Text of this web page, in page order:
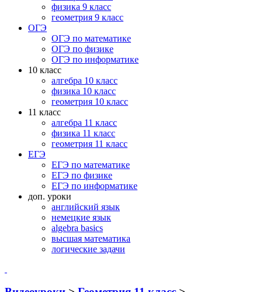
физика 9 класс
геометрия 9 класс
ОГЭ
ОГЭ по математике
ОГЭ по физике
ОГЭ по информатике
10 класс
алгебра 10 класс
физика 10 класс
геометрия 10 класс
11 класс
алгебра 11 класс
физика 11 класс
геометрия 11 класс
ЕГЭ
ЕГЭ по математике
ЕГЭ по физике
ЕГЭ по информатике
доп. уроки
английский язык
немецкие язык
algebra basics
высшая математика
логические задачи